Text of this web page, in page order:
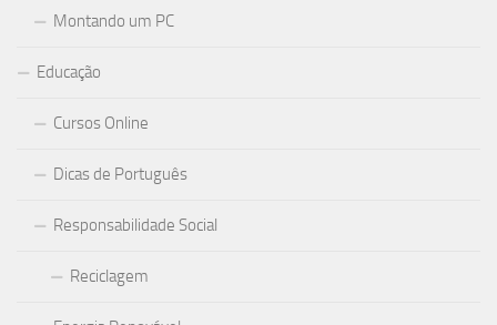
Montando um PC
Educação
Cursos Online
Dicas de Português
Responsabilidade Social
Reciclagem